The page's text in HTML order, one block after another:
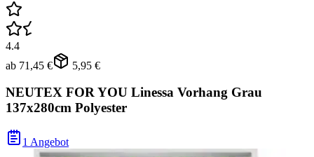
4.4
ab 71,45 € 5,95 €
NEUTEX FOR YOU Linessa Vorhang Grau
137x280cm Polyester
1 Angebot